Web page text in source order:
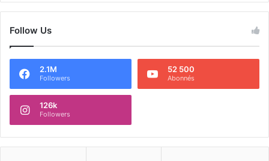
Follow Us
2.1M
Followers
52 500
Abonnés
126k
Followers